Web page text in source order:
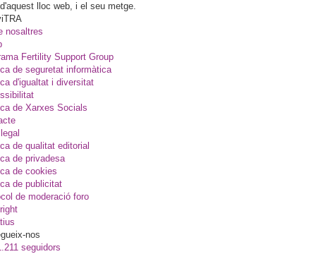
d'aquest lloc web, i el seu metge.
nosaltres
Fertility Support Group
de seguretat informàtica
d'igualtat i diversitat
de Xarxes Socials
de qualitat editorial
de privadesa
de cookies
de publicitat
de moderació foro
nos
seguidors